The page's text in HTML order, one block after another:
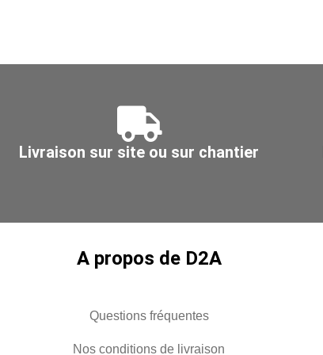
Livraison sur site ou sur chantier
A propos de D2A
Questions fréquentes
Nos conditions de livraison